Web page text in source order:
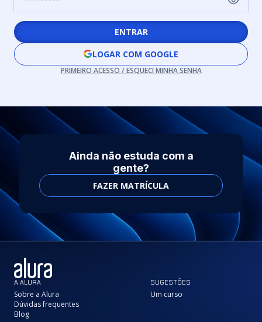
ENTRAR
LOGAR COM GOOGLE
PRIMEIRO ACESSO / ESQUECI MINHA SENHA
Ainda não estuda com a
gente?
FAZER MATRÍCULA
A ALURA
Sobre a Alura
Dúvidas frequentes
Blog
SUGESTÕES
Um curso